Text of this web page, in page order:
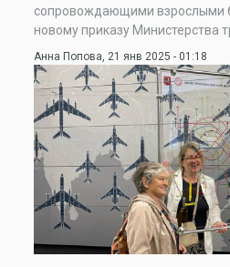
сопровождающими взрослыми
новому приказу Министерства
Анна Попова, 21 янв 2025 - 01:18